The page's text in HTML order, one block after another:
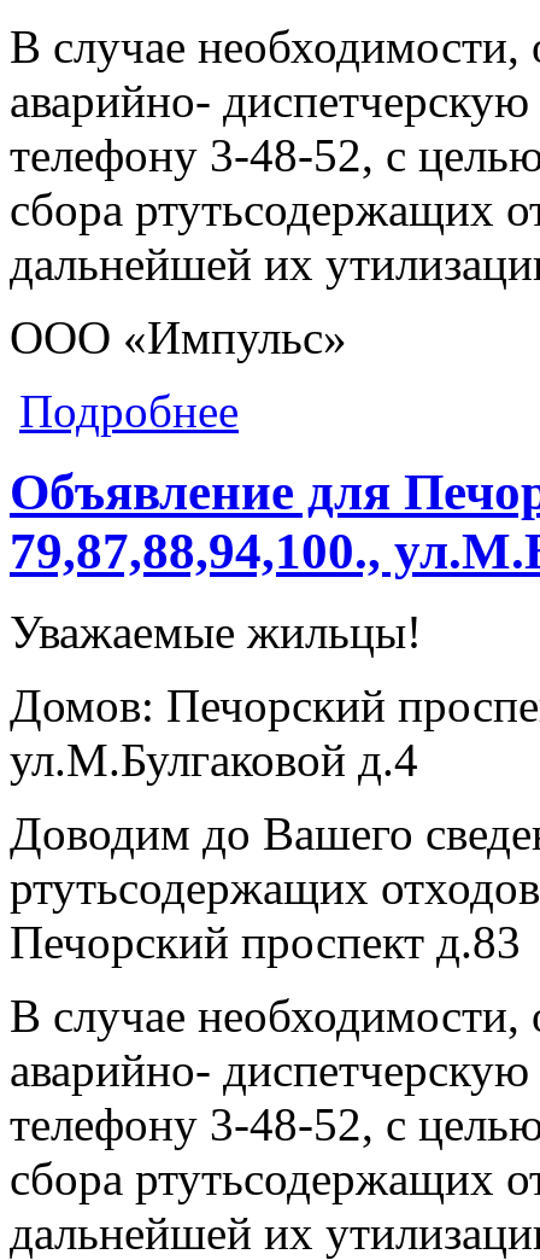
В случае необходимости,
аварийно-
телефону 3-48-52, с
сбора ртутьсодержащих
дальнейшей их
ООО «Импульс»
Подробнее
Объявление для
79,87,88,94,100.,
Уважаемые жильцы!
Домов: Печорский
ул.М.Булгаковой д.4
Доводим до Вашего
ртутьсодержащих
Печорский проспект д.83
В случае необходимости,
аварийно-
телефону 3-48-52, с
сбора ртутьсодержащих
дальнейшей их